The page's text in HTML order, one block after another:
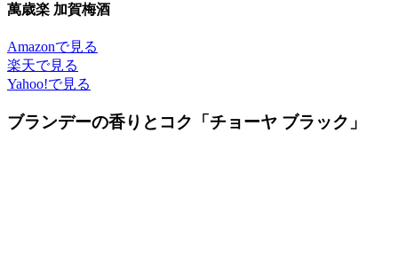
萬歳楽 加賀梅酒
Amazonで見る
楽天で見る
Yahoo!で見る
ブランデーの香りとコク「チョーヤ ブラック」